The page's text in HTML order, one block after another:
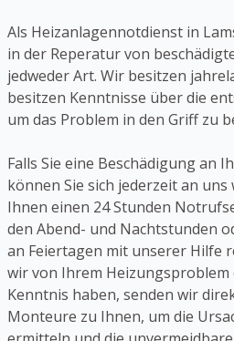
Als Heizanlagennotdienst in
in der Reperatur von
jedweder Art. Wir besitzen
besitzen Kenntnisse über die
um das Problem in den Griff zu
Falls Sie eine Beschädigung an
können Sie sich jederzeit an
Ihnen einen 24 Stunden
den Abend- und Nachtstunden
an Feiertagen mit unserer Hilfe
wir von Ihrem
Kenntnis haben, senden wir
Monteure zu Ihnen, um die